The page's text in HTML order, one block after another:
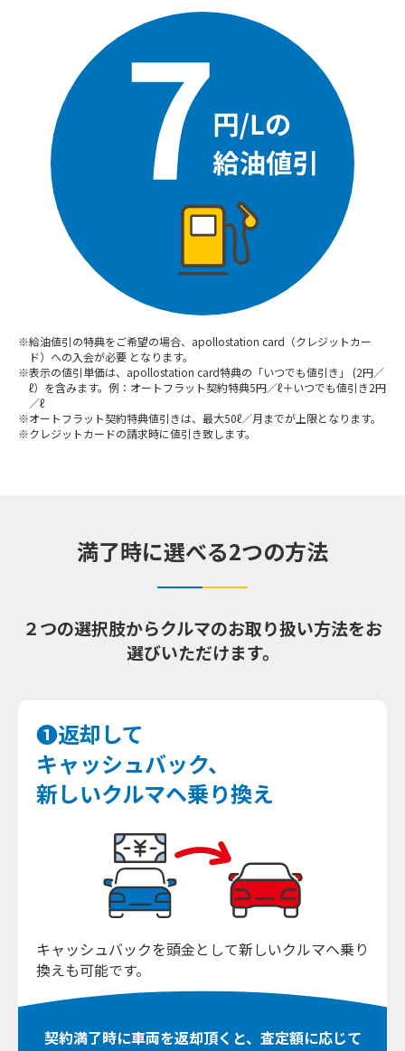
※給油値引の特典をご希望の場合、apollostation card（クレジットカー
ド）への入会が必要 となります。
※表示の値引単価は、apollostation card特典の「いつでも値引き」 (2円／
ℓ）を含みます。例：オートフラット契約特典5円／ℓ＋いつでも値引き2円
／ℓ
※オートフラット契約特典値引きは、最大50ℓ／月までが上限となります。
※クレジットカードの請求時に値引き致します。
満了時に選べる2つの方法
２つの選択肢からクルマのお取り扱い方法をお
選びいただけます。
❶返却して
キャッシュバック、
新しいクルマヘ乗り換え
キャッシュバックを頭金として新しいクルマヘ乗り
換えも可能です。
契約満了時に車両を返却頂くと、 査定額に応じて